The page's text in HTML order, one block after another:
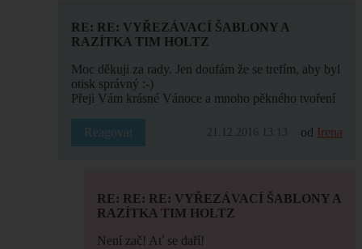
RE: RE: VYŘEZÁVACÍ ŠABLONY A
RAZÍTKA TIM HOLTZ
Moc děkuji za rady. Jen doufám že se trefím, aby byl
otisk správný :-)
Přeji Vám krásné Vánoce a mnoho pěkného tvoření
Reagovat 21.12.2016 13:13 od Irena
RE: RE: RE: VYŘEZÁVACÍ ŠABLONY A
RAZÍTKA TIM HOLTZ
Není zač! Ať se daří!